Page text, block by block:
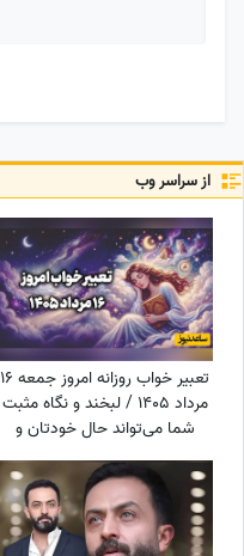
از سراسر وب
تعبیر خواب روزانه امروز جمعه 16
مرداد 1405 / لبخند و نگاه مثبت
شما می‌تواند حال خودتان و
اطرافیانتان را بهتر کند